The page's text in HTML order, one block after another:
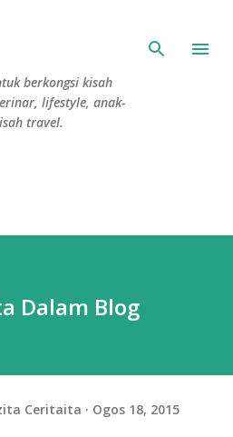
berkongsi kisah
lifestyle, anak-
travel.
Dalam Blog
Ceritaita Ogos 18, 2015